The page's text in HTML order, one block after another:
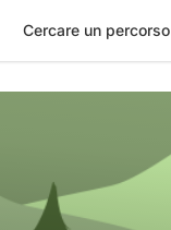
Cercare un percorso